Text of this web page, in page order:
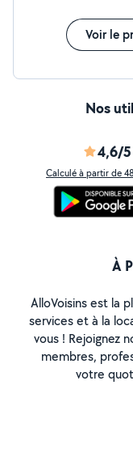
Voir le
Nos
4,6/5
Calculé à partir de
À
AlloVoisins est la
services et à la
vous ! Rejoignez
membres,
votre